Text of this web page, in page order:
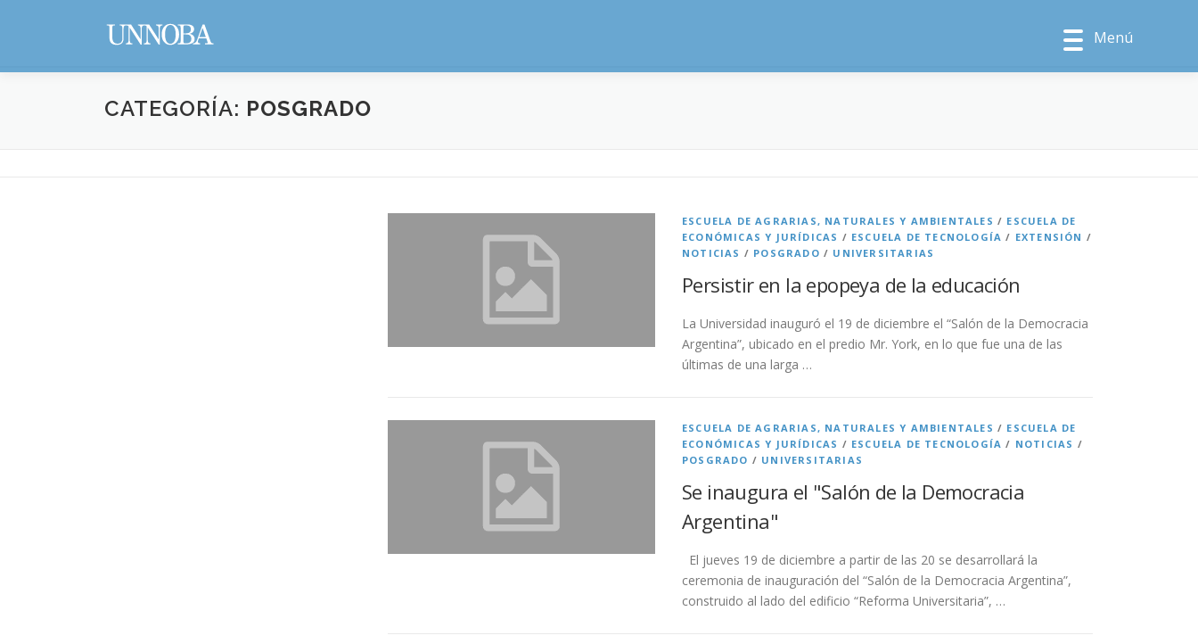
Menú
CATEGORÍA: POSGRADO
ESCUELA DE AGRARIAS, NATURALES Y AMBIENTALES / ESCUELA DE
ECONÓMICAS Y JURÍDICAS / ESCUELA DE TECNOLOGÍA / EXTENSIÓN /
NOTICIAS / POSGRADO / UNIVERSITARIAS
Persistir en la epopeya de la educación
La Universidad inauguró el 19 de diciembre el “Salón de la Democracia
Argentina”, ubicado en el predio Mr. York, en lo que fue una de las
últimas de una larga …
ESCUELA DE AGRARIAS, NATURALES Y AMBIENTALES / ESCUELA DE
ECONÓMICAS Y JURÍDICAS / ESCUELA DE TECNOLOGÍA / NOTICIAS /
POSGRADO / UNIVERSITARIAS
Se inaugura el "Salón de la Democracia
Argentina"
El jueves 19 de diciembre a partir de las 20 se desarrollará la
ceremonia de inauguración del “Salón de la Democracia Argentina”,
construido al lado del edificio “Reforma Universitaria”, …